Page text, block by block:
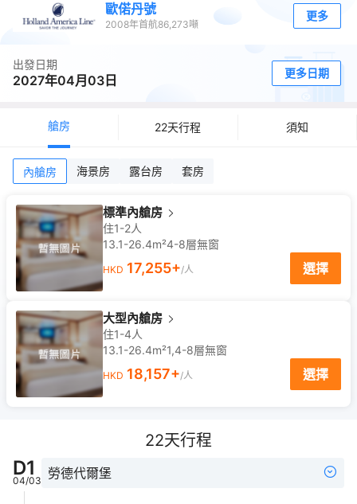
歐偌丹號
2008年首航86,273噸
更多
出發日期
2027年04月03日 更多日期
艙房 22天行程 須知
內艙房 海景房 露台房 套房
標準內艙房
住1-2人
13.1-26.4m²4-8層無窗
HKD 17,255+/人 選擇
大型內艙房
住1-4人
13.1-26.4m²1,4-8層無窗
HKD 18,157+/人 選擇
22天行程
D1
04/03 勞德代爾堡